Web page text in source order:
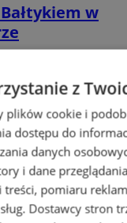
w
z
plików cookie i
dostępu do
danych
i dane
pomiaru
Dostawcy stron